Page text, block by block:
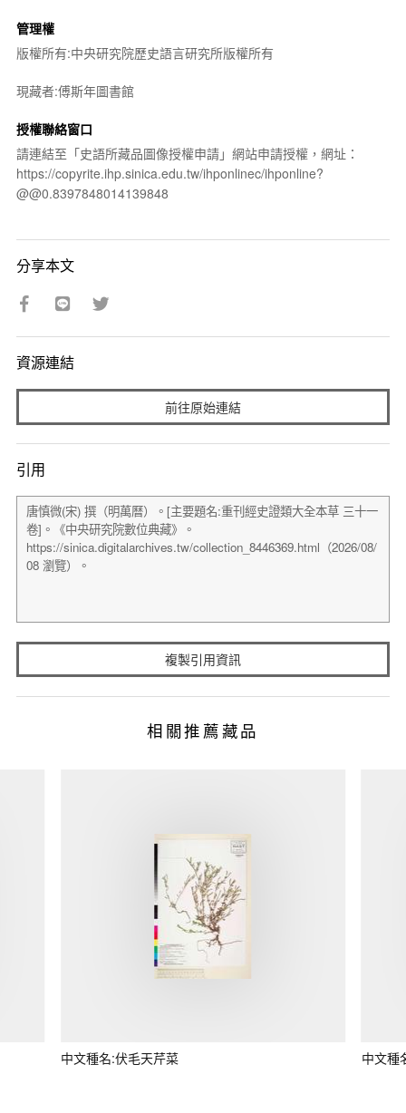
管理權
版權所有:中央研究院歷史語言研究所版權所有
現藏者:傅斯年圖書館
授權聯絡窗口
請連結至「史語所藏品圖像授權申請」網站申請授權，網址：
https://copyrite.ihp.sinica.edu.tw/ihponlinec/ihponline?
@@0.8397848014139848
分享本文
資源連結
前往原始連結
引用
複製引用資訊
相關推薦藏品
中文種名:伏毛天芹菜 中文種